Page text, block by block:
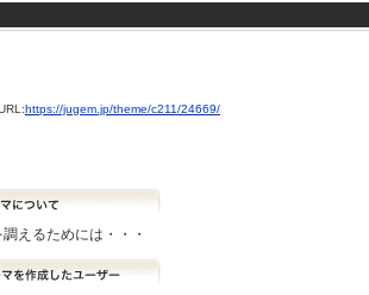
https://jugem.jp/theme/c211/24669/
えるためには・・・